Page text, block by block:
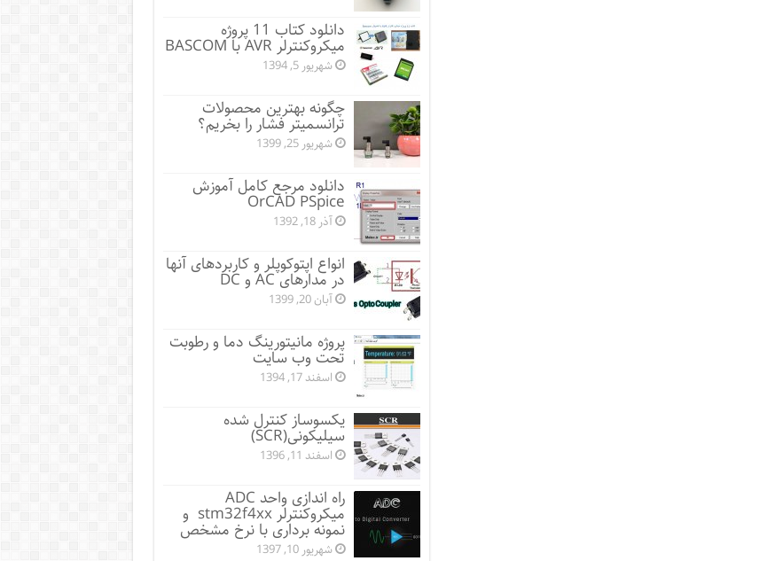
دانلود کتاب 11 پروژه
میکروکنترلر AVR با BASCOM
شهریور 5, 1394
چگونه بهترین محصولات
ترانسمیتر فشار را بخریم؟
شهریور 25, 1399
دانلود مرجع کامل آموزش
OrCAD PSpice
آذر 18, 1392
انواع اپتوکوپلر و کاربردهای آنها
در مدارهای AC و DC
آبان 20, 1399
پروژه مانيتورينگ دما و رطوبت
تحت وب سایت
اسفند 17, 1394
یکسوساز کنترل شده
سیلیکونی(SCR)
اسفند 11, 1396
راه اندازی واحد ADC
میکروکنترلر stm32f4xx و
نمونه برداری با نرخ مشخص
شهریور 10, 1397